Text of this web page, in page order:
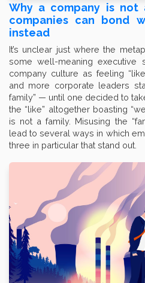
Why a company is
companies can bond
instead
It’s unclear just where the
some well-meaning executive
company culture as feeling
and more corporate leaders
family” — until one decided to
the “like” altogether boasting
is not a family. Misusing the
lead to several ways in which
three in particular that stand out.